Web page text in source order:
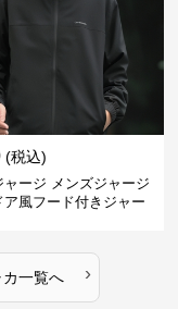
(税込)
ャージ メンズジャージ
ア風フード付きジャー
一覧へ ›